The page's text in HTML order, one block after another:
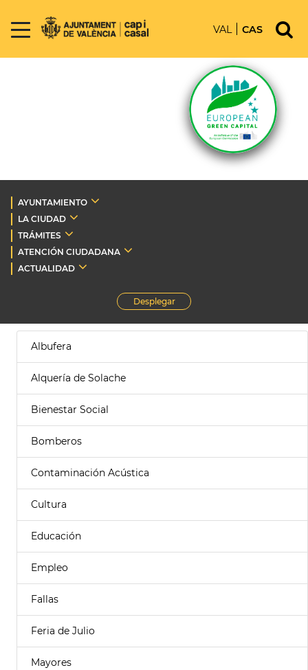
VAL CAS
AYUNTAMIENTO
LA CIUDAD
TRÁMITES
ATENCIÓN CIUDADANA
ACTUALIDAD
Desplegar
Albufera
Alquería de Solache
Bienestar Social
Bomberos
Contaminación Acústica
Cultura
Educación
Empleo
Fallas
Feria de Julio
Mayores